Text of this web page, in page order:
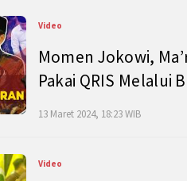
Video
Momen Jokowi,
Pakai QRIS Melalui
13 Maret 2024, 18:23 WIB
Video